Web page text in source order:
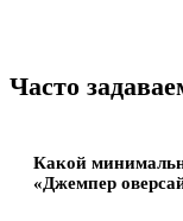
Часто
Какой
«Джемпер